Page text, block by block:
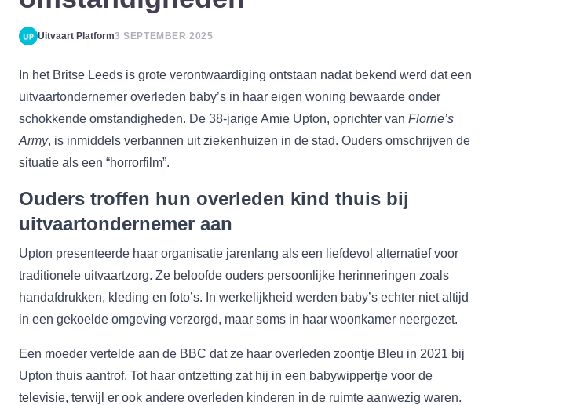
Uitvaart Platform3 SEPTEMBER 2025
In het Britse Leeds is grote verontwaardiging ontstaan nadat bekend werd dat een
uitvaartondernemer overleden baby’s in haar eigen woning bewaarde onder
schokkende omstandigheden. De 38-jarige Amie Upton, oprichter van Florrie’s
Army, is inmiddels verbannen uit ziekenhuizen in de stad. Ouders omschrijven de
situatie als een “horrorfilm”.
Ouders troffen hun overleden kind thuis bij
uitvaartondernemer aan
Upton presenteerde haar organisatie jarenlang als een liefdevol alternatief voor
traditionele uitvaartzorg. Ze beloofde ouders persoonlijke herinneringen zoals
handafdrukken, kleding en foto’s. In werkelijkheid werden baby’s echter niet altijd
in een gekoelde omgeving verzorgd, maar soms in haar woonkamer neergezet.
Een moeder vertelde aan de BBC dat ze haar overleden zoontje Bleu in 2021 bij
Upton thuis aantrof. Tot haar ontzetting zat hij in een babywippertje voor de
televisie, terwijl er ook andere overleden kinderen in de ruimte aanwezig waren.